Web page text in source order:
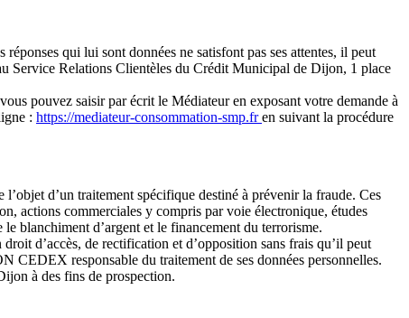
qui lui sont données ne satisfont pas ses attentes, il peut
Service Relations Clientèles du Crédit Municipal de Dijon, 1 place
pouvez saisir par écrit le Médiateur en exposant votre demande à
: https://mediateur-consommation-smp.fren suivant la procédure
d’un traitement spécifique destiné à prévenir la fraude. Ces
actions commerciales y compris par voie électronique, études
blanchiment d’argent et le financement du terrorisme.
d’accès, de rectification et d’opposition sans frais qu’il peut
responsable du traitement de ses données personnelles.
à des fins de prospection.